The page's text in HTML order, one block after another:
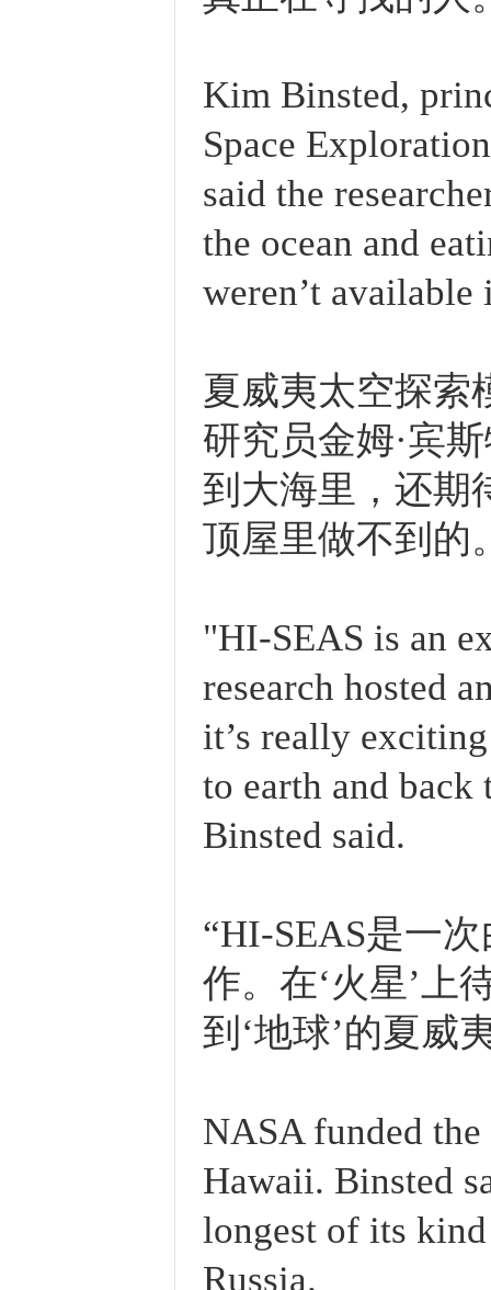
Kim Binsted,
Space
said the
the ocean and
weren’t available
夏威夷太空探索
研究员金姆·宾
到大海里，还期
顶屋里做不到的
"HI-SEAS is an
research hosted
it’s really
to earth and back
Binsted said.
“HI-SEAS是一
作。在‘火星’上
到‘地球’的夏威
NASA funded
Hawaii. Binsted
longest of its
Russia.